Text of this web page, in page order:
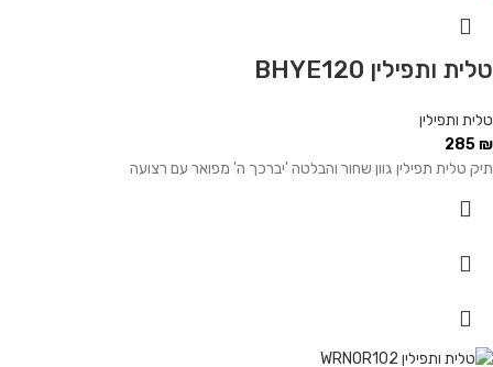
טלית ותפילין BHYE120
טלית ותפילין
285₪
תיק טלית תפילין גוון שחור והבלטה 'יברכך ה' מפואר עם רצועה